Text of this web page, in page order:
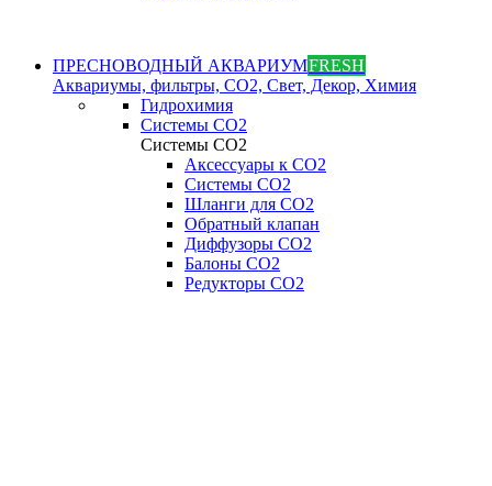
ПРЕСНОВОДНЫЙ АКВАРИУМFRESH
Аквариумы, фильтры, СО2, Свет, Декор, Химия
Гидрохимия
Системы СО2
Системы СО2
Аксессуары к СО2
Системы СО2
Шланги для CO2
Обратный клапан
Диффузоры СO2
Балоны CO2
Редукторы CO2